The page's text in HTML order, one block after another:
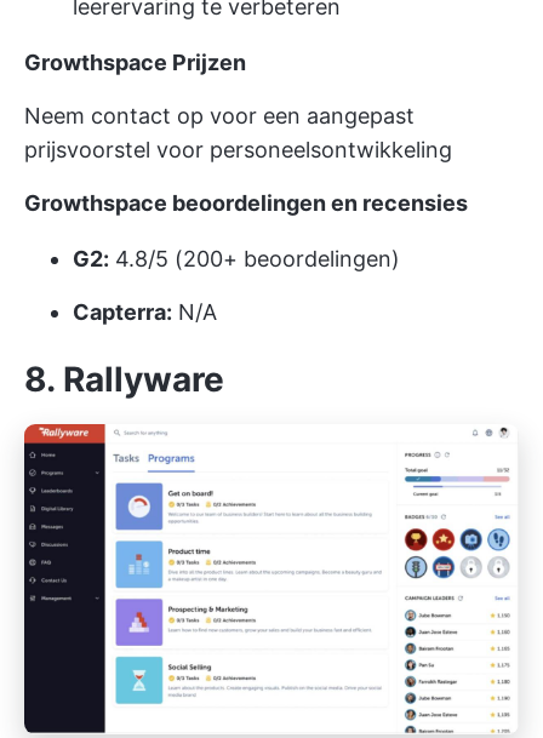
leerervaring te verbeteren
Growthspace Prijzen
Neem contact op voor een aangepast
prijsvoorstel voor personeelsontwikkeling
Growthspace beoordelingen en recensies
G2: 4.8/5 (200+ beoordelingen)
Capterra: N/A
8. Rallyware